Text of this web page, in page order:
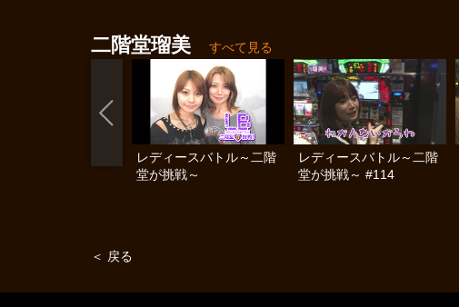
二階堂瑠美 すべて見る
レディースバトル～二階
堂が挑戦～
レディースバトル～二階
堂が挑戦～ #114
＜ 戻る